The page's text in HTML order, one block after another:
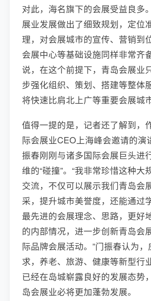
对此，海名旗下的会展受益良多
展业发展做出了细致规划，定位
理，对会展城市的宣传、营销到
会展中心等基础设施同样非常齐
说，在这个前提下，青岛会展业
步强化组织、策划、搭建等整体
将快速比肩北上广等重要会展城市
值得一提的是，记者还了解到，
际会展业CEO上海峰会邀请的演
振春刚刚与诸多国际会展巨头进
维的“碰撞”。“我非常珍惜这种大
交流，不仅可以展示我们青岛会
采，提升城市美誉度，还能通过
最先进的会展理念、思路，更好
的内部情况，进一步创新青岛会
际品牌会展活动。”门振春认为
求，养老、旅游、健康等新型行
已经在岛城崭露良好的发展态势
岛会展业必将更加蓬勃发展。